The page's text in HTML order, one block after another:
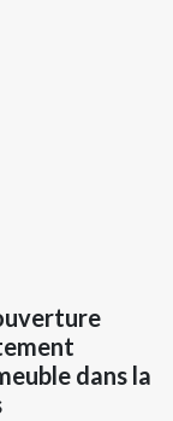
dans la